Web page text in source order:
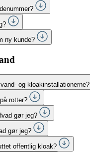
ny kunde?
og kloakinstallationerne?
rotter?
gør jeg?
gør jeg?
offentlig kloak?